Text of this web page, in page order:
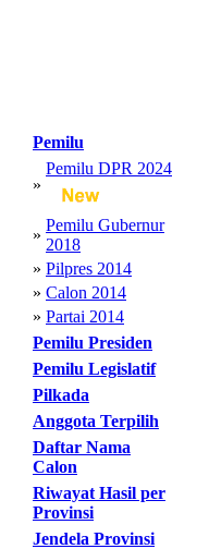
Pemilu
»
Pemilu DPR 2024
»
Pemilu Gubernur
2018
» Pilpres 2014
» Calon 2014
» Partai 2014
Pemilu Presiden
Pemilu Legislatif
Pilkada
Anggota Terpilih
Daftar Nama
Calon
Riwayat Hasil per
Provinsi
Jendela Provinsi